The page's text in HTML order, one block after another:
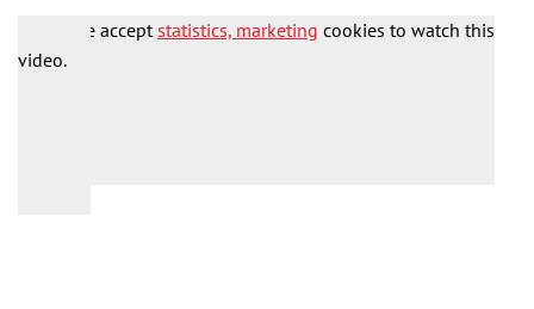
Please acceptstatistics, marketing cookies to watch this
video.